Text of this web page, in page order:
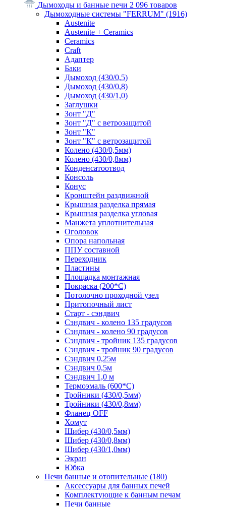
Дымоходы и банные печи 2 096 товаров
Дымоходные системы "FERRUM" (1916)
Austenite
Austenite + Ceramics
Ceramics
Craft
Адаптер
Баки
Дымоход (430/0,5)
Дымоход (430/0,8)
Дымоход (430/1,0)
Заглушки
Зонт "Д"
Зонт "Д" с ветрозащитой
Зонт "К"
Зонт "К" с ветрозащитой
Колено (430/0,5мм)
Колено (430/0,8мм)
Конденсатоотвод
Консоль
Конус
Кронштейн раздвижной
Крышная разделка прямая
Крышная разделка угловая
Манжета уплотнительная
Оголовок
Опора напольная
ППУ составной
Переходник
Пластины
Площадка монтажная
Покраска (200*С)
Потолочно проходной узел
Притопочный лист
Старт - сэндвич
Сэндвич - колено 135 градусов
Сэндвич - колено 90 градусов
Сэндвич - тройник 135 градусов
Сэндвич - тройник 90 градусов
Сэндвич 0,25м
Сэндвич 0,5м
Сэндвич 1,0 м
Термоэмаль (600*С)
Тройники (430/0,5мм)
Тройники (430/0,8мм)
Фланец OFF
Хомут
Шибер (430/0,5мм)
Шибер (430/0,8мм)
Шибер (430/1,0мм)
Экран
Юбка
Печи банные и отопительные (180)
Аксессуары для банных печей
Комплектующие к банным печам
Печи банные